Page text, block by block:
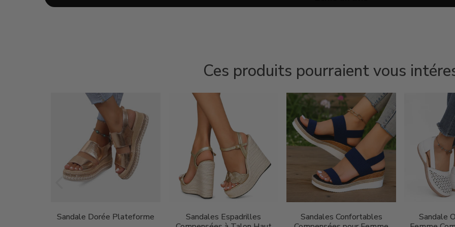
Ces produits pourraient vous
Sandale Dorée Plateforme
Sandales Espadrilles
Sandales Confortables
Sandale